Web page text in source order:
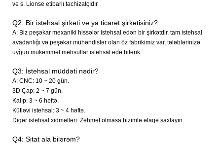
və s. Lionse etibarlı təchizatçıdır.
Q2: Bir istehsal şirkəti və ya ticarət şirkətisiniz?
A: Biz peşəkar mexaniki hissələr istehsal edən bir şirkətdir, tam istehsal
avadanlığı və peşəkar mühəndislər olan öz fabrikimiz var, tələblərinizə
uyğun mükəmməl məhsullar istehsal edə bilərik.
Q3: İstehsal müddəti nədir?
A: CNC: 10 ~ 20 gün.
3D Çap: 2 ~ 7 gün.
Kalıp: 3 ~ 6 həftə.
Kütləvi istehsal: 3 ~ 4 həftə.
Digər istehsal xidmətləri: Zəhmət olmasa bizimlə əlaqə saxlayın.
Q4: Sitat ala bilərəm?